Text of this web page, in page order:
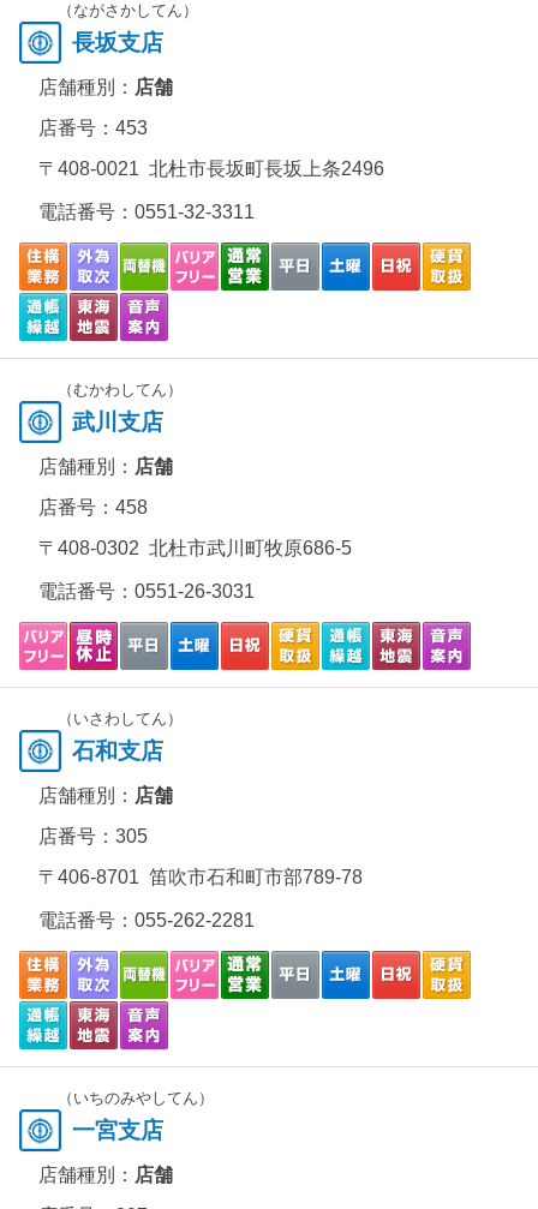
（ながさかしてん）
長坂支店
店舗種別： 店舗
店番号：453
〒408-0021 北杜市長坂町長坂上条2496
電話番号： 0551-32-3311
（むかわしてん）
武川支店
店舗種別： 店舗
店番号：458
〒408-0302 北杜市武川町牧原686-5
電話番号： 0551-26-3031
（いさわしてん）
石和支店
店舗種別： 店舗
店番号：305
〒406-8701 笛吹市石和町市部789-78
電話番号： 055-262-2281
（いちのみやしてん）
一宮支店
店舗種別： 店舗